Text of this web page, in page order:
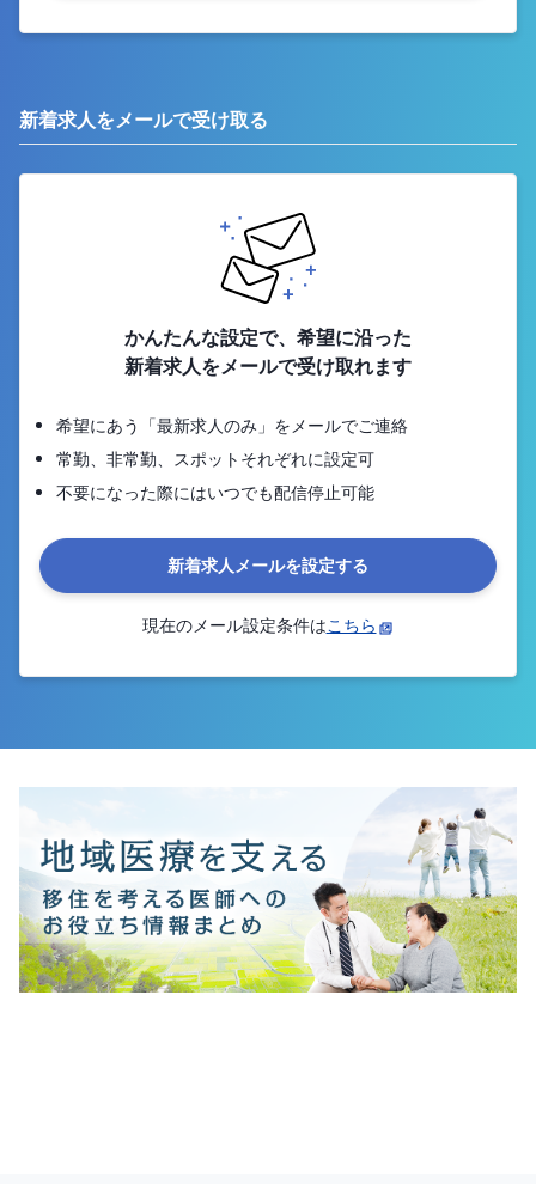
新着求人をメールで受け取る
かんたんな設定で、希望に沿った
新着求人をメールで受け取れます
希望にあう「最新求人のみ」をメールでご連絡
常勤、非常勤、スポットそれぞれに設定可
不要になった際にはいつでも配信停止可能
新着求人メールを設定する
現在のメール設定条件はこちら